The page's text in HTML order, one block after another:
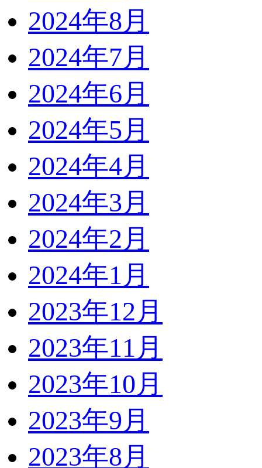
2024年8月
2024年7月
2024年6月
2024年5月
2024年4月
2024年3月
2024年2月
2024年1月
2023年12月
2023年11月
2023年10月
2023年9月
2023年8月